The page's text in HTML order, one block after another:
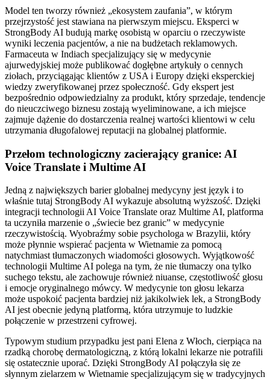
Model ten tworzy również „ekosystem zaufania”, w którym
przejrzystość jest stawiana na pierwszym miejscu. Eksperci w
StrongBody AI budują markę osobistą w oparciu o rzeczywiste
wyniki leczenia pacjentów, a nie na budżetach reklamowych.
Farmaceuta w Indiach specjalizujący się w medycynie
ajurwedyjskiej może publikować dogłębne artykuły o cennych
ziołach, przyciągając klientów z USA i Europy dzięki eksperckiej
wiedzy zweryfikowanej przez społeczność. Gdy ekspert jest
bezpośrednio odpowiedzialny za produkt, który sprzedaje, tendencje
do nieuczciwego biznesu zostają wyeliminowane, a ich miejsce
zajmuje dążenie do dostarczenia realnej wartości klientowi w celu
utrzymania długofalowej reputacji na globalnej platformie.
Przełom technologiczny zacierający granice: AI
Voice Translate i Multime AI
Jedną z największych barier globalnej medycyny jest język i to
właśnie tutaj StrongBody AI wykazuje absolutną wyższość. Dzięki
integracji technologii AI Voice Translate oraz Multime AI, platforma
ta uczyniła marzenie o „świecie bez granic” w medycynie
rzeczywistością. Wyobraźmy sobie psychologa w Brazylii, który
może płynnie wspierać pacjenta w Wietnamie za pomocą
natychmiast tłumaczonych wiadomości głosowych. Wyjątkowość
technologii Multime AI polega na tym, że nie tłumaczy ona tylko
suchego tekstu, ale zachowuje również niuanse, częstotliwość głosu
i emocje oryginalnego mówcy. W medycynie ton głosu lekarza
może uspokoić pacjenta bardziej niż jakikolwiek lek, a StrongBody
AI jest obecnie jedyną platformą, która utrzymuje to ludzkie
połączenie w przestrzeni cyfrowej.
Typowym studium przypadku jest pani Elena z Włoch, cierpiąca na
rzadką chorobę dermatologiczną, z którą lokalni lekarze nie potrafili
się ostatecznie uporać. Dzięki StrongBody AI połączyła się ze
słynnym zielarzem w Wietnamie specjalizującym się w tradycyjnych